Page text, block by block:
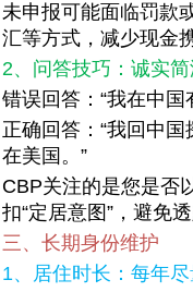
未申报可能面临罚款
汇等方式，减少现金
2、问答技巧：诚实简
错误回答：“我在中国
正确回答：“我回中
在美国。”
CBP关注的是您是否
扣“定居意图”，避免
三、长期身份维护
1、居住时长：每年